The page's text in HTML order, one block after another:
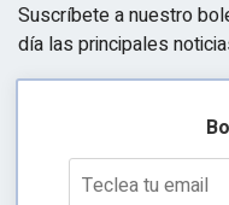
Suscríbete a nuestro
día las principales